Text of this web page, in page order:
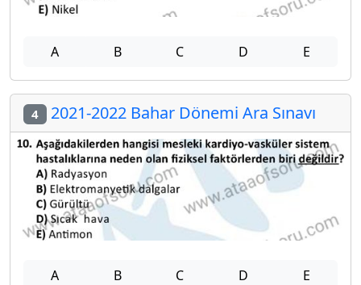
A B C D E
4 2021-2022 Bahar Dönemi Ara Sınavı
A B C D E